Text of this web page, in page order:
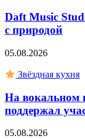
Daft Music
с природой
05.08.2026
Звёздная кухня
На вокальном
поддержал
05.08.2026